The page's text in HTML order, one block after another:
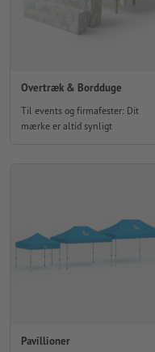
Overtræk & Bordduge
Til events og firmafester: Dit
mærke er altid synligt
Pavillioner